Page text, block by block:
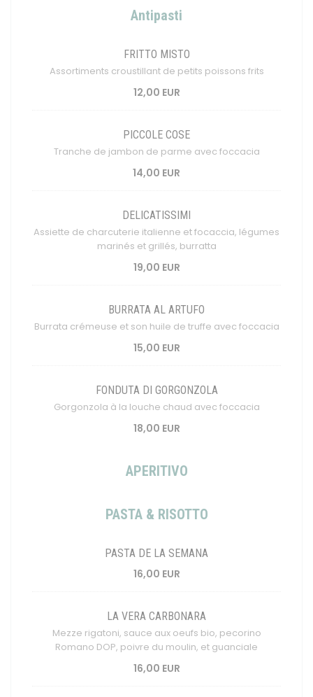
Antipasti
FRITTO MISTO
Assortiments croustillant de petits poissons frits
12,00 EUR
PICCOLE COSE
Tranche de jambon de parme avec foccacia
14,00 EUR
DELICATISSIMI
Assiette de charcuterie italienne et focaccia, légumes
marinés et grillés, burratta
19,00 EUR
BURRATA AL ARTUFO
Burrata crémeuse et son huile de truffe avec foccacia
15,00 EUR
FONDUTA DI GORGONZOLA
Gorgonzola à la louche chaud avec foccacia
18,00 EUR
APERITIVO
PASTA & RISOTTO
PASTA DE LA SEMANA
16,00 EUR
LA VERA CARBONARA
Mezze rigatoni, sauce aux oeufs bio, pecorino
Romano DOP, poivre du moulin, et guanciale
16,00 EUR